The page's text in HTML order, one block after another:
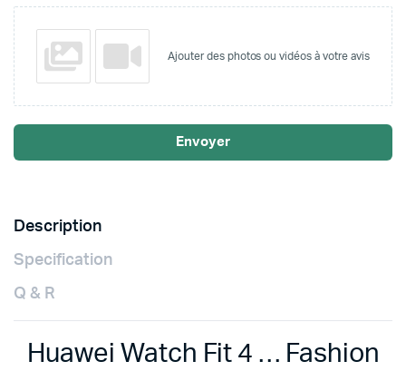
Ajouter des photos ou vidéos à votre avis
Envoyer
Description
Specification
Q & R
Huawei Watch Fit 4 … Fashion